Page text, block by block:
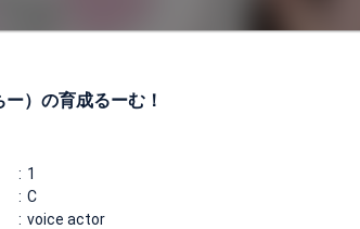
）の育成るーむ！
1
C
voice actor